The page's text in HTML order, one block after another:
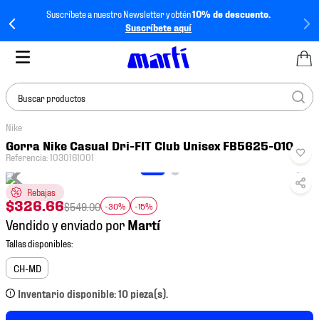
Suscríbete a nuestro Newsletter y obtén10% de descuento.
Suscríbete aquí
Buscar productos
Nike
Gorra Nike Casual Dri-FIT Club Unisex FB5625-010
Referencia:1030161001
Rebajas
$326.66$549.00 -30% -15%
Vendido y enviado por
CH-MD
Inventario disponible: 10 pieza(s).
TÉRMINOS MÁS
BUSCADOS
1.
2.
tenis hombre
3.
tenis
4.
tenis futbol
5.
jersey
6.
mochila